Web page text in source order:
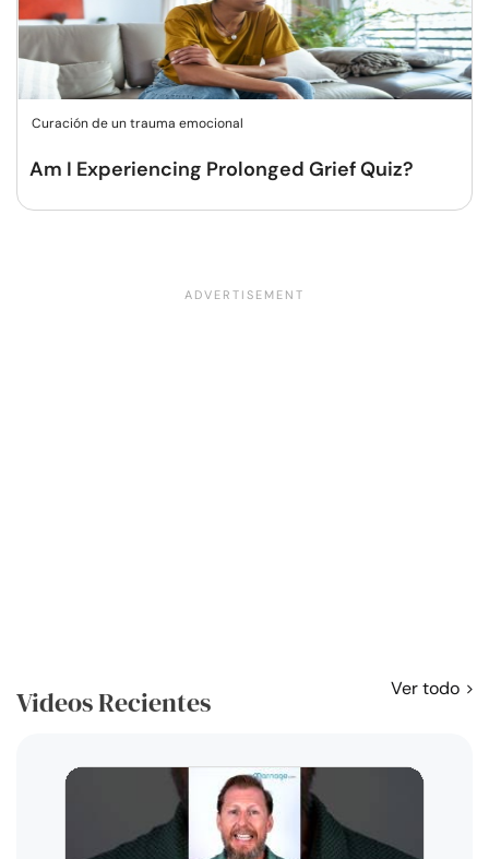
Curación de un trauma emocional
Am I Experiencing Prolonged Grief Quiz?
Videos Recientes Ver todo